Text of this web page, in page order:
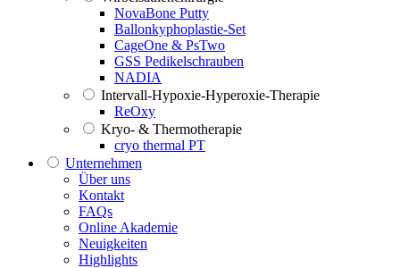
NovaBone Putty
Ballonkyphoplastie-Set
CageOne & PsTwo
GSS Pedikelschrauben
NADIA
Intervall-Hypoxie-Hyperoxie-Therapie
ReOxy
Kryo- & Thermotherapie
cryo thermal PT
Unternehmen
Über uns
Kontakt
FAQs
Online Akademie
Neuigkeiten
Highlights